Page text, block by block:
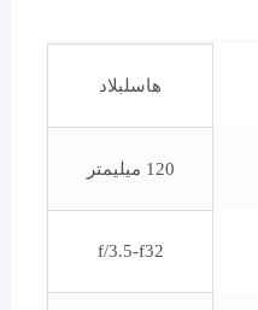
هاسلبلاد
120 میلیمتر
f/3.5-f32